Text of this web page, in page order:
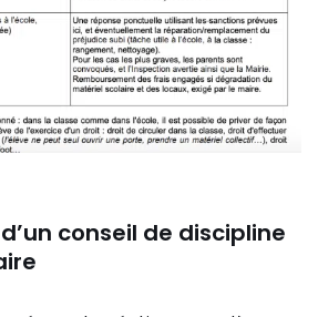
conseil de discipline